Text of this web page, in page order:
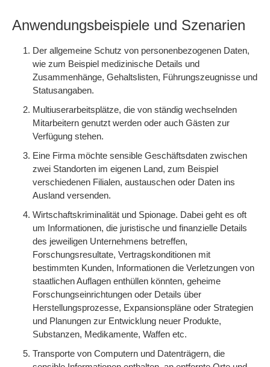
Anwendungsbeispiele und Szenarien
Der allgemeine Schutz von personenbezogenen Daten,
wie zum Beispiel medizinische Details und
Zusammenhänge, Gehaltslisten, Führungszeugnisse und
Statusangaben.
Multiuserarbeitsplätze, die von ständig wechselnden
Mitarbeitern genutzt werden oder auch Gästen zur
Verfügung stehen.
Eine Firma möchte sensible Geschäftsdaten zwischen
zwei Standorten im eigenen Land, zum Beispiel
verschiedenen Filialen, austauschen oder Daten ins
Ausland versenden.
Wirtschaftskriminalität und Spionage. Dabei geht es oft
um Informationen, die juristische und finanzielle Details
des jeweiligen Unternehmens betreffen,
Forschungsresultate, Vertragskonditionen mit
bestimmten Kunden, Informationen die Verletzungen von
staatlichen Auflagen enthüllen könnten, geheime
Forschungseinrichtungen oder Details über
Herstellungsprozesse, Expansionspläne oder Strategien
und Planungen zur Entwicklung neuer Produkte,
Substanzen, Medikamente, Waffen etc.
Transporte von Computern und Datenträgern, die